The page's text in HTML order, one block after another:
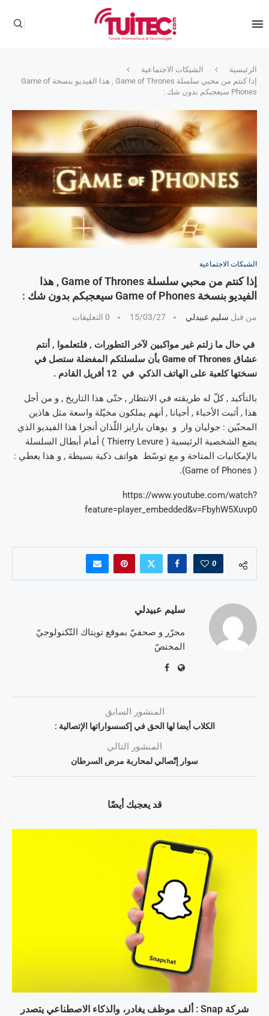
الرئيسية
الشبكات الاجتماعية
إذا كنتم من محبي سلسلة Game of Thrones , هذا الفيديو بنسخة Game of
Phones سيعجبكم بدون شك :
الشبكات الاجتماعية
إذا كنتم من محبي سلسلة Game of Thrones , هذا
الفيديو بنسخة Game of Phones سيعجبكم بدون شك :
من قبل سليم عبيدلي 15/03/27 0 التعليقات
في حال ما زلتم غير مواكبين لآخر التطورات , فلتعلموا , أنتم
عشاق Game of Thrones بأن سلسلتكم المفضلة ستصل في
نسختها كلعبة على الهاتف الذكي في 12 أفريل القادم .
بالتأكيد , كلّ له طريقته في الانتظار , حتّى هذا التاريخ , و من أجل
هذا , أثبت الأحباء , أحيانا , أنهم يملكون مخيّلة واسعة مثل هاذين
المحبّين : جوليان وار و يوهان بارايز اللّذان أنجزا هذا الفيديو الذي
يضع الشخصية الرئيسية ( Thierry Levure ) أمام أبطال السلسلة
بالإمكانيات المتاحة و مع توسّط هواتف ذكية بسيطة , و هذا يعطي :
( Game of Phones).
https://www.youtube.com/watch?
feature=player_embedded&v=FbyhW5Xuvp0
0
سليم عبيدلي
محرّر و صحفيّ بموقع تويتاك التّكنولوجيّ
المختصّ
المنشور السابق
الكلاب أيضا لها الحق في إكسسواراتها الإتصالية :
المنشور التالي
سوار إتّصالي لمحاربة مرض السرطان
قد يعجبك أيضًا
شركة Snap : ألف موظف يغادر، والذكاء الاصطناعي يتصدر